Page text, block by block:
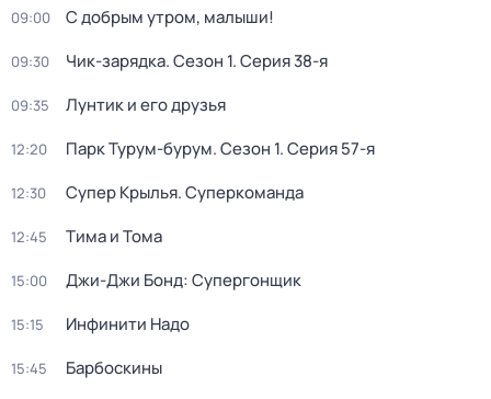
09:00 С добрым утром, малыши!
09:30 Чик-зарядка. Сезон 1. Серия 38-я
09:35 Лунтик и его друзья
12:20 Парк Турум-бурум. Сезон 1. Серия 57-я
12:30 Супер Крылья. Суперкоманда
12:45 Тима и Тома
15:00 Джи-Джи Бонд: Супергонщик
15:15 Инфинити Надо
15:45 Барбоскины